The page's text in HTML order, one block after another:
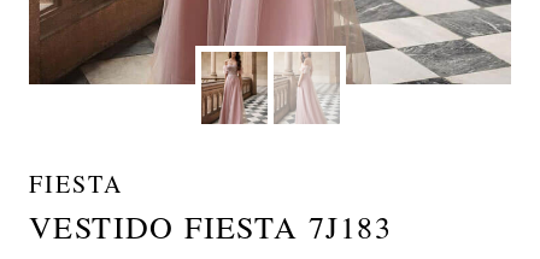
FIESTA
VESTIDO FIESTA 7J183